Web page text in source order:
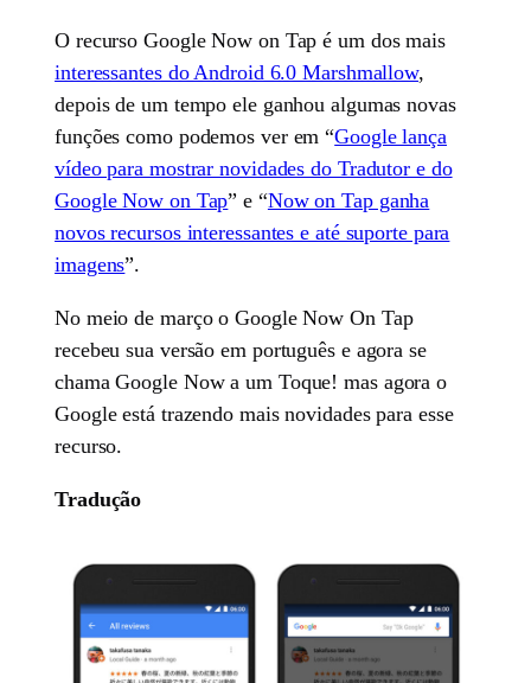
O recurso Google Now on Tap é um dos mais
interessantes do Android 6.0 Marshmallow,
depois de um tempo ele ganhou algumas novas
funções como podemos ver em “Google lança
vídeo para mostrar novidades do Tradutor e do
Google Now on Tap” e “Now on Tap ganha
novos recursos interessantes e até suporte para
imagens”.
No meio de março o Google Now On Tap
recebeu sua versão em português e agora se
chama Google Now a um Toque! mas agora o
Google está trazendo mais novidades para esse
recurso.
Tradução